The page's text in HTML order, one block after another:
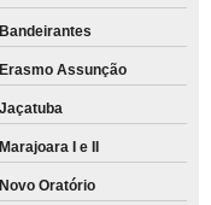
Assunção
I e II
Oratório